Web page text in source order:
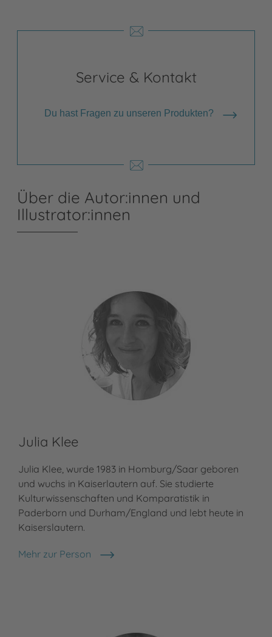
Service & Kontakt
Du hast Fragen zu unseren Produkten?
Über die Autor:innen und
Illustrator:innen
Julia Klee
Julia Klee, wurde 1983 in Homburg/Saar geboren
und wuchs in Kaiserlautern auf. Sie studierte
Kulturwissenschaften und Komparatistik in
Paderborn und Durham/England und lebt heute in
Kaiserslautern.
Mehr zur Person
Julia Klee